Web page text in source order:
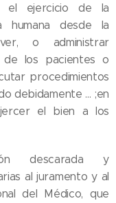
el ejercicio de la
humana desde la
o administrar
de los pacientes o
procedimientos
debidamente … ;en
el bien a los
descarada y
al juramento y al
del Médico, que